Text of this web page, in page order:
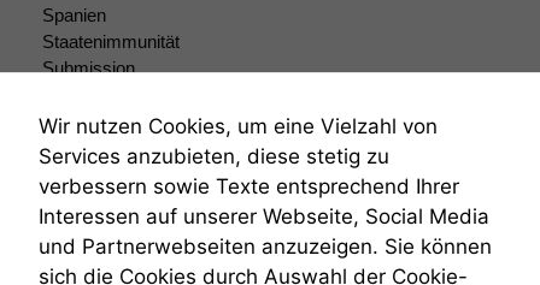
Spanien
Staatenimmunität
Submission
Teilungsklage
Venezuela
VRK
Wiederherstellungsanordnung
Zivilprozessordnung
ZPO
Zustellfiktion
Wir nutzen Cookies, um eine Vielzahl von
Services anzubieten, diese stetig zu
verbessern sowie Texte entsprechend Ihrer
Interessen auf unserer Webseite, Social Media
und Partnerwebseiten anzuzeigen. Sie können
sich die Cookies durch Auswahl der Cookie-